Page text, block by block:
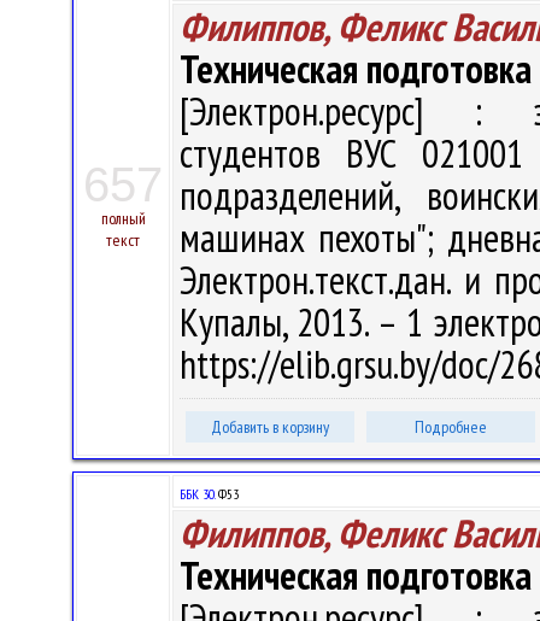
657
полный
текст
Филиппов, Феликс
Техническая подготовка
[Электрон.ресурс] :
студентов ВУС 021001
подразделений,
машинах пехоты";
Электрон.текст.дан. и
Купалы, 2013. – 1
https://elib.grsu.by/doc/
Добавить в корзину Подробнее
ББК 30.Ф53
Филиппов, Феликс
Техническая подготовка